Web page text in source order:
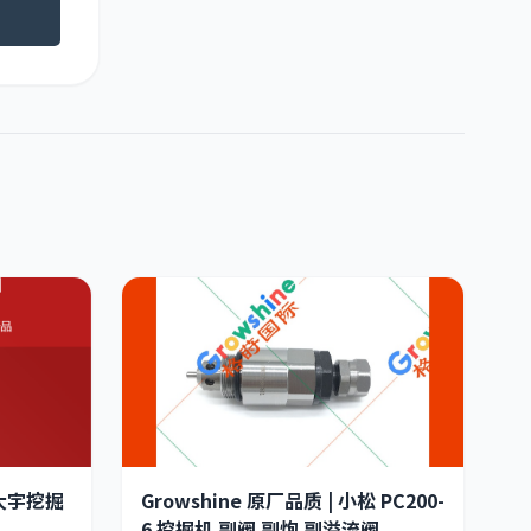
挖掘
Growshine 原厂品质 | 小松 PC200-